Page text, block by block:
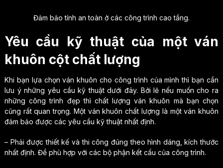
Đảm bảo tính an toàn ở các công trình cao tầng.
Yêu cầu kỹ thuật của một ván
khuôn cột chất lượng
Khi bạn lựa chọn ván khuôn cho công trình của mình thì bạn cần
lưu ý những yêu cầu kỹ thuật dưới đây. Bởi lẽ nếu muốn cho ra
những công trình đẹp thì chất lượng ván khuôn mà bạn chọn
cũng rất quan trọng. Một ván khuôn chất lượng là một ván khuôn
đảm bảo được các yêu cầu kỹ thuật nhất định.
– Phải được thiết kế và thi công đúng theo hình dáng, kích thước
nhất định. Để phù hợp với các bộ phận kết cấu của công trình.